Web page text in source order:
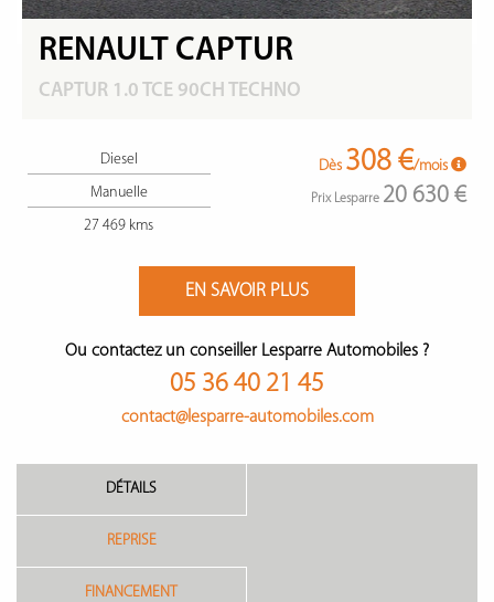
RENAULT CAPTUR
CAPTUR 1.0 TCE 90CH TECHNO
Diesel
Manuelle
27 469 kms
Dès 308 €/mois
Prix Lesparre 20 630 €
EN SAVOIR PLUS
Ou contactez un conseiller Lesparre Automobiles ?
05 36 40 21 45
contact@lesparre-automobiles.com
DÉTAILS
REPRISE
FINANCEMENT